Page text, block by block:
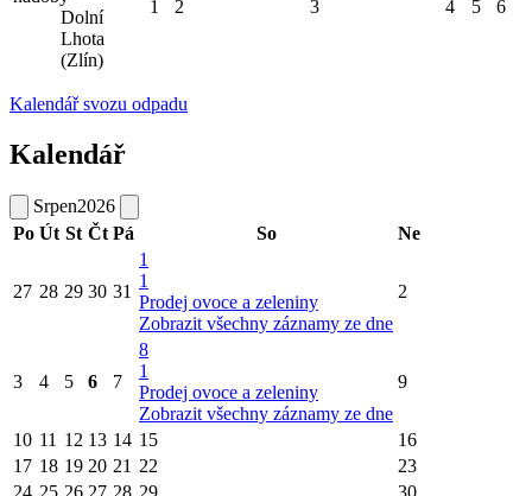
Dolní
Lhota
(Zlín)
1 2 3 4 5 6
Kalendář svozu odpadu
Kalendář
Srpen2026
Po Út St Čt Pá So Ne
27 28 29 30 31
1
1
Prodej ovoce a zeleniny
Zobrazit všechny záznamy ze dne
2
3 4 5 6 7
8
1
Prodej ovoce a zeleniny
Zobrazit všechny záznamy ze dne
9
10 11 12 13 14 15
16
17 18 19 20 21 22
23
24 25 26 27 28 29
30